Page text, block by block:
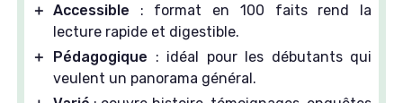
＋ Accessible : format en 100 faits rend la
lecture rapide et digestible.
＋
Pédagogique : idéal pour les débutants qui
veulent un panorama général.